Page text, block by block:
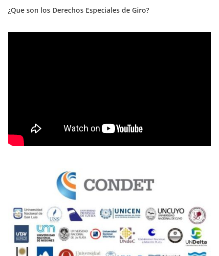
¿Que son los Derechos Especiales de Giro?